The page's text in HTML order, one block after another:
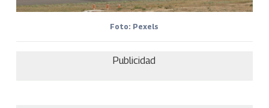
Foto: Pexels
Publicidad